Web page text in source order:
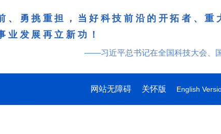
勇挑重担，当好科技前沿的开拓者、重
业发展再立新功！
——习近平总书记在全国科技大会、
网站无障碍 关怀版 English